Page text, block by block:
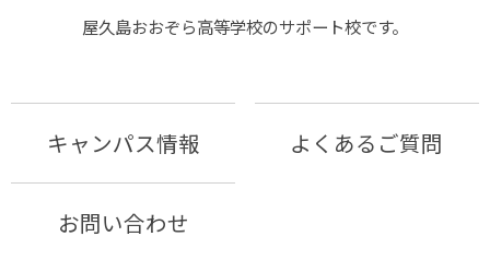
屋久島おおぞら⾼等学校のサポート校です。
キャンパス情報 よくあるご質問
お問い合わせ